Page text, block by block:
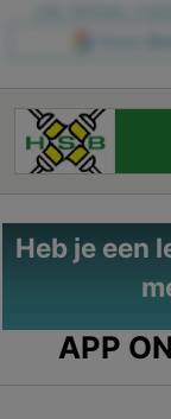
Heb je een
APP